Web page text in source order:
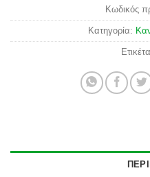
Κωδικός
Κατηγορία: